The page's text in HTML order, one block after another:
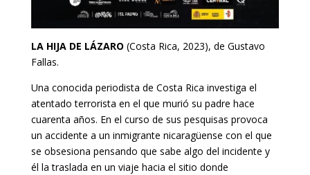
LA HIJA DE LÁZARO (Costa Rica, 2023), de Gustavo
Fallas.
Una conocida periodista de Costa Rica investiga el
atentado terrorista en el que murió su padre hace
cuarenta años. En el curso de sus pesquisas provoca
un accidente a un inmigrante nicaragüense con el que
se obsesiona pensando que sabe algo del incidente y
él la traslada en un viaje hacia el sitio donde